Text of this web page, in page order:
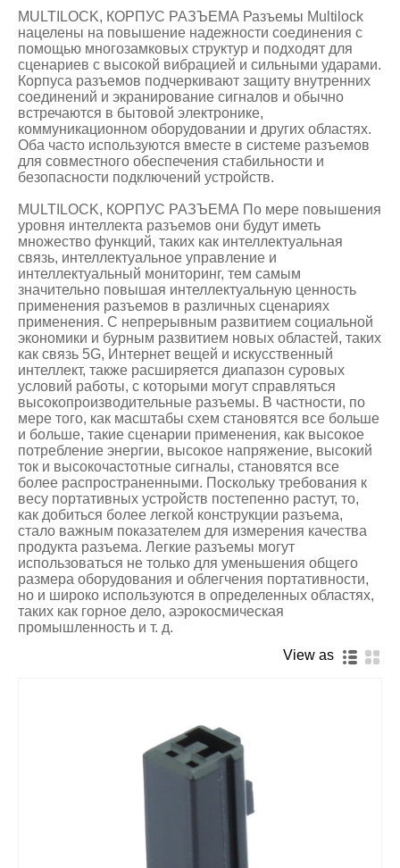
MULTILOCK, КОРПУС РАЗЪЕМА Разъемы Multilock
нацелены на повышение надежности соединения с
помощью многозамковых структур и подходят для
сценариев с высокой вибрацией и сильными ударами.
Корпуса разъемов подчеркивают защиту внутренних
соединений и экранирование сигналов и обычно
встречаются в бытовой электронике,
коммуникационном оборудовании и других областях.
Оба часто используются вместе в системе разъемов
для совместного обеспечения стабильности и
безопасности подключений устройств.
MULTILOCK, КОРПУС РАЗЪЕМА По мере повышения
уровня интеллекта разъемов они будут иметь
множество функций, таких как интеллектуальная
связь, интеллектуальное управление и
интеллектуальный мониторинг, тем самым
значительно повышая интеллектуальную ценность
применения разъемов в различных сценариях
применения. С непрерывным развитием социальной
экономики и бурным развитием новых областей, таких
как связь 5G, Интернет вещей и искусственный
интеллект, также расширяется диапазон суровых
условий работы, с которыми могут справляться
высокопроизводительные разъемы. В частности, по
мере того, как масштабы схем становятся все больше
и больше, такие сценарии применения, как высокое
потребление энергии, высокое напряжение, высокий
ток и высокочастотные сигналы, становятся все
более распространенными. Поскольку требования к
весу портативных устройств постепенно растут, то,
как добиться более легкой конструкции разъема,
стало важным показателем для измерения качества
продукта разъема. Легкие разъемы могут
использоваться не только для уменьшения общего
размера оборудования и облегчения портативности,
но и широко используются в определенных областях,
таких как горное дело, аэрокосмическая
промышленность и т. д.
View as